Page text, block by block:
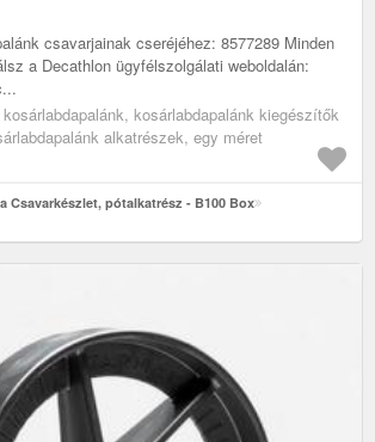
csavarjainak cseréjéhez: 8577289 Minden
a Decathlon ügyfélszolgálati weboldalán:
kosárlabdapalánk kiegészítők
alkatrészek, egy méret
Csavarkészlet, pótalkatrész - B100 Box